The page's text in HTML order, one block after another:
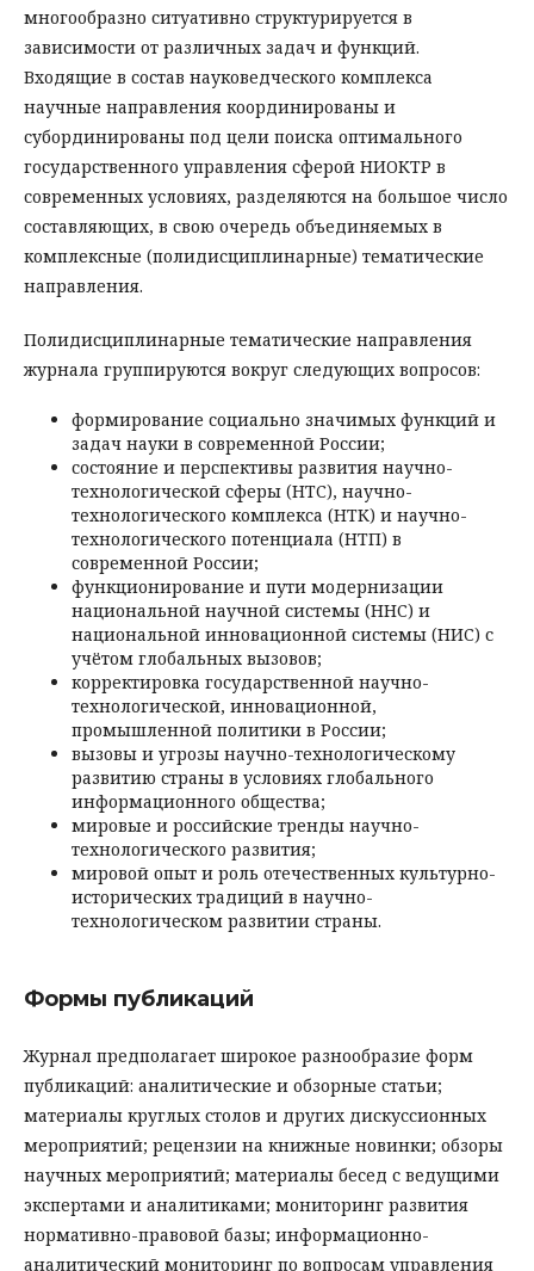
многообразно ситуативно структурируется в
зависимости от различных задач и функций.
Входящие в состав науковедческого комплекса
научные направления координированы и
субординированы под цели поиска оптимального
государственного управления сферой НИОКТР в
современных условиях, разделяются на большое число
составляющих, в свою очередь объединяемых в
комплексные (полидисциплинарные) тематические
направления.
Полидисциплинарные тематические направления
журнала группируются вокруг следующих вопросов:
формирование социально значимых функций и
задач науки в современной России;
состояние и перспективы развития научно-
технологической сферы (НТС), научно-
технологического комплекса (НТК) и научно-
технологического потенциала (НТП) в
современной России;
функционирование и пути модернизации
национальной научной системы (ННС) и
национальной инновационной системы (НИС) с
учётом глобальных вызовов;
корректировка государственной научно-
технологической, инновационной,
промышленной политики в России;
вызовы и угрозы научно-технологическому
развитию страны в условиях глобального
информационного общества;
мировые и российские тренды научно-
технологического развития;
мировой опыт и роль отечественных культурно-
исторических традиций в научно-
технологическом развитии страны.
Формы публикаций
Журнал предполагает широкое разнообразие форм
публикаций: аналитические и обзорные статьи;
материалы круглых столов и других дискуссионных
мероприятий; рецензии на книжные новинки; обзоры
научных мероприятий; материалы бесед с ведущими
экспертами и аналитиками; мониторинг развития
нормативно-правовой базы; информационно-
аналитический мониторинг по вопросам управления